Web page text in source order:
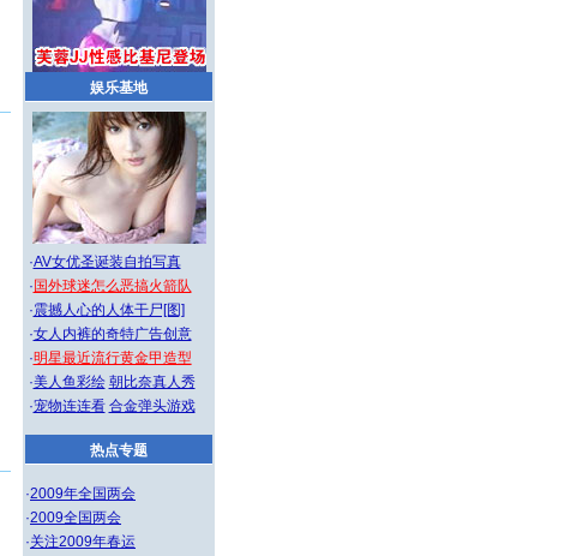
娱乐基地
·AV女优圣诞装自拍写真
· 国外球迷怎么恶搞火箭队
·震撼人心的人体干尸[图]
·女人内裤的奇特广告创意
·明星最近流行黄金甲造型
·美人鱼彩绘 朝比奈真人秀
·宠物连连看 合金弹头游戏
热点专题
·2009年全国两会
·2009全国两会
·关注2009年春运